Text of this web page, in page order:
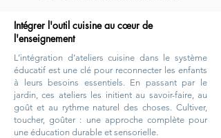
Intégrer l'outil cuisine au cœur de
l'enseignement
L’intégration d’ateliers cuisine dans le système
éducatif est une clé pour reconnecter les enfants
à leurs besoins essentiels. En passant par le
jardin, ces ateliers les initient au savoir-faire, au
goût et au rythme naturel des choses. Cultiver,
toucher, goûter : une approche complète pour
une éducation durable et sensorielle.